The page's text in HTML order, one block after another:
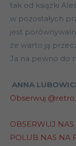
tak od książki
w pozostałych
jest
że warto ją
Ja na pewno do
ANNA
Obserwuj
OBSERWUJ
POLUB NAS NA